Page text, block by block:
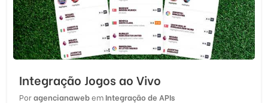
Integração Jogos ao Vivo
Poragencianawebem Integração de APIs